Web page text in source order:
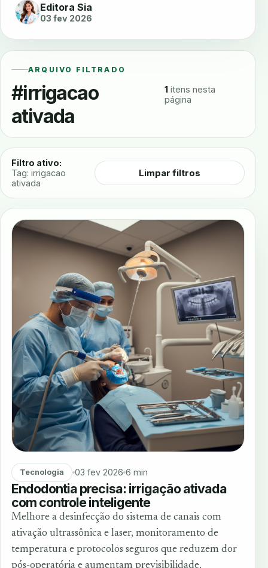
Editora Sia
03 fev 2026
ARQUIVO FILTRADO
#irrigacao
ativada
1 itens nesta
página
Filtro ativo:
Tag: irrigacao
ativada
Limpar filtros
Tecnologia 03 fev 2026 6 min
Endodontia precisa: irrigação ativada
com controle inteligente
Melhore a desinfecção do sistema de canais com
ativação ultrassônica e laser, monitoramento de
temperatura e protocolos seguros que reduzem dor
pós-operatória e aumentam previsibilidade.